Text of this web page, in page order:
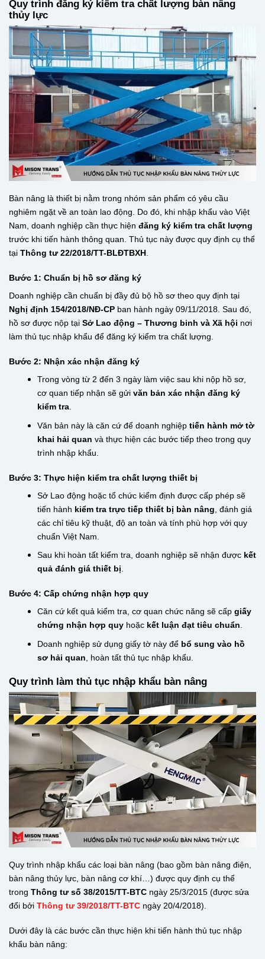
Quy trình đăng ký kiểm tra chất lượng bàn nâng
thủy lực
Bàn nâng là thiết bị nằm trong nhóm sản phẩm có yêu cầu
nghiêm ngặt về an toàn lao động. Do đó, khi nhập khẩu vào Việt
Nam, doanh nghiệp cần thực hiện đăng ký kiểm tra chất lượng
trước khi tiến hành thông quan. Thủ tục này được quy định cụ thể
tại Thông tư 22/2018/TT-BLĐTBXH.
Bước 1: Chuẩn bị hồ sơ đăng ký
Doanh nghiệp cần chuẩn bị đầy đủ bộ hồ sơ theo quy định tại
Nghị định 154/2018/NĐ-CP ban hành ngày 09/11/2018. Sau đó,
hồ sơ được nộp tại Sở Lao động – Thương binh và Xã hội nơi
làm thủ tục nhập khẩu để đăng ký kiểm tra chất lượng.
Bước 2: Nhận xác nhận đăng ký
Trong vòng từ 2 đến 3 ngày làm việc sau khi nộp hồ sơ,
cơ quan tiếp nhận sẽ gửi văn bản xác nhận đăng ký
kiểm tra.
Văn bản này là căn cứ để doanh nghiệp tiến hành mở tờ
khai hải quan và thực hiện các bước tiếp theo trong quy
trình nhập khẩu.
Bước 3: Thực hiện kiểm tra chất lượng thiết bị
Sở Lao động hoặc tổ chức kiểm định được cấp phép sẽ
tiến hành kiểm tra trực tiếp thiết bị bàn nâng , đánh giá
các chỉ tiêu kỹ thuật, độ an toàn và tính phù hợp với quy
chuẩn Việt Nam.
Sau khi hoàn tất kiểm tra, doanh nghiệp sẽ nhận được kết
quả đánh giá thiết bị.
Bước 4: Cấp chứng nhận hợp quy
Căn cứ kết quả kiểm tra, cơ quan chức năng sẽ cấp giấy
chứng nhận hợp quyhoặc kết luận đạt tiêu chuẩn.
Doanh nghiệp sử dụng giấy tờ này để bổ sung vào hồ
sơ hải quan , hoàn tất thủ tục nhập khẩu.
Quy trình làm thủ tục nhập khẩu bàn nâng
Quy trình nhập khẩu các loại bàn nâng (bao gồm bàn nâng điện,
bàn nâng thủy lực, bàn nâng cơ khí…) được quy định cụ thể
trong Thông tư số 38/2015/TT-BTC ngày 25/3/2015 (được sửa
đổi bởi Thông tư 39/2018/TT-BTC ngày 20/4/2018).
Dưới đây là các bước cần thực hiện khi tiến hành thủ tục nhập
khẩu bàn nâng: